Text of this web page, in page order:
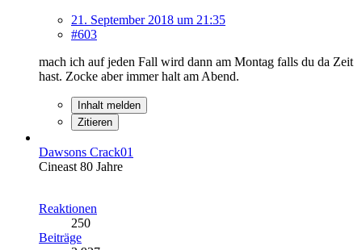
21. September 2018 um 21:35
#603
mach ich auf jeden Fall wird dann am Montag falls du da Zeit
hast. Zocke aber immer halt am Abend.
Inhalt melden
Zitieren
Dawsons Crack01
Cineast 80 Jahre
Reaktionen
250
Beiträge